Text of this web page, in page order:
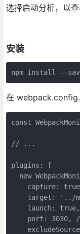
选择启动分析，以
安装
npm install --
在
const
// ...
plugins: [
new
capture:
target: '../
launch:
port: 3030,